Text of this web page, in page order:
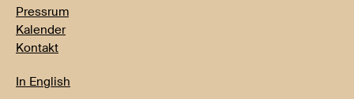
Pressrum
Kalender
Kontakt
In English